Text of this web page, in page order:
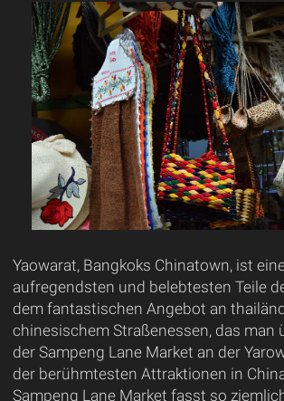
Yaowarat, Bangkoks Chinatown, ist
aufregendsten und belebtesten Teile
dem fantastischen Angebot an
chinesischem Straßenessen, das man
der Sampeng Lane Market an der
der berühmtesten Attraktionen in
Sampeng Lane Market fasst so